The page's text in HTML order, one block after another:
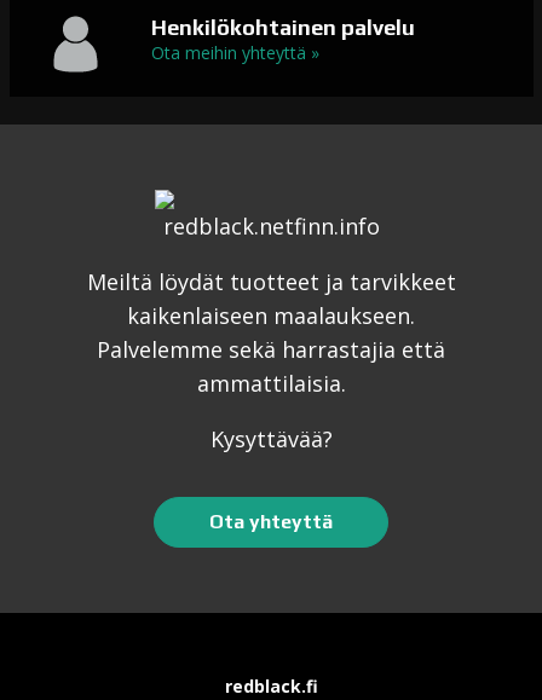
Henkilökohtainen palvelu
Ota meihin yhteyttä »
Meiltä löydät tuotteet ja tarvikkeet
kaikenlaiseen maalaukseen.
Palvelemme sekä harrastajia että
ammattilaisia.
Kysyttävää?
Ota yhteyttä
redblack.fi